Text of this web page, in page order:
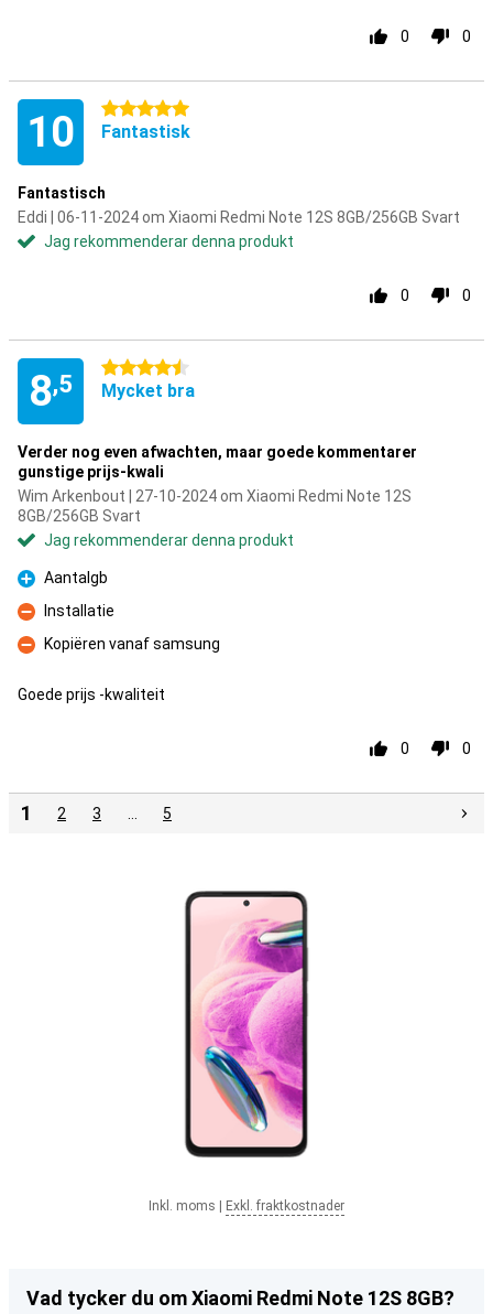
0 0
10 5 stjärnor
Fantastisk
Fantastisch
Eddi | 06-11-2024 om Xiaomi Redmi Note 12S 8GB/256GB Svart
Jag rekommenderar denna produkt
0 0
8,5
4.5 stjärnor
Mycket bra
Verder nog even afwachten, maar goede kommentarer
gunstige prijs-kwali
Wim Arkenbout | 27-10-2024 om Xiaomi Redmi Note 12S
8GB/256GB Svart
Jag rekommenderar denna produkt
Fördelar
Aantalgb
Nackdelar
Installatie
Nackdelar
Kopiëren vanaf samsung
Goede prijs -kwaliteit
0 0
1 2 3 5
Inkl. moms Exkl. fraktkostnader
Vad tycker du om Xiaomi Redmi Note 12S 8GB?